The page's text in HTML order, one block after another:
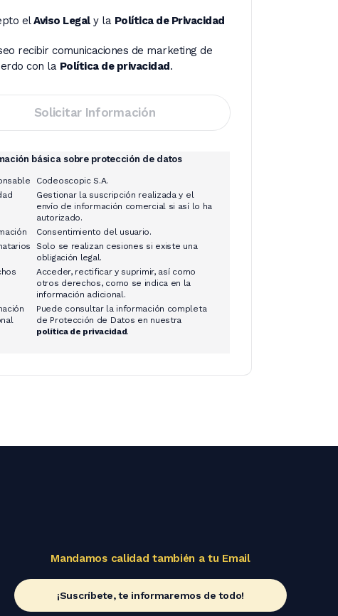
elAviso Legaly la Política de Privacidad
recibir comunicaciones de marketing de
con la Política de privacidad.
básica sobre protección de datos
Codeoscopic S.A.
Gestionar la suscripción realizada y el
envío de información comercial si así lo ha
autorizado.
Consentimiento del usuario.
Solo se realizan cesiones si existe una
obligación legal.
Acceder, rectificar y suprimir, así como
otros derechos, como se indica en la
información adicional.
Puede consultar la información completa
de Protección de Datos en nuestra
política de privacidad.
Mandamos calidad también a tu Email
¡Suscríbete, te informaremos de todo!